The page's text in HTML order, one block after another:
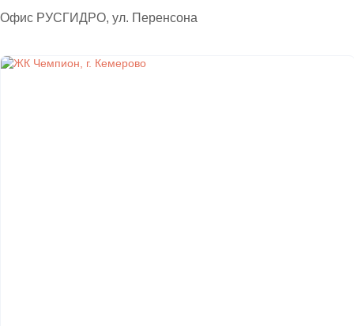
Офис РУСГИДРО, ул. Перенсона